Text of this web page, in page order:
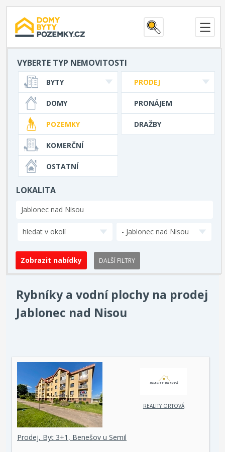
VYBERTE TYP NEMOVITOSTI
PRODEJ
PRONÁJEM
DRAŽBY
BYTY
DOMY
POZEMKY
KOMERČNÍ
OSTATNÍ
LOKALITA
hledat v okolí - Jablonec nad Nisou
DALŠÍ FILTRY
Rybníky a vodní plochy na prodej
Jablonec nad Nisou
REALITY ORTOVÁ
Prodej, Byt 3+1, Benešov u Semil